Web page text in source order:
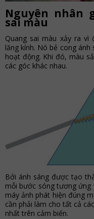
Nguyên nhân
sai màu
Quang sai màu xảy ra
lăng kính. Nó bẻ cong ánh
hoạt động. Khi đó, màu
các góc khác nhau.
Bởi ánh sáng được tạo
mỗi bước sóng tương ứng
máy ảnh phát hiện đúng
cần phải làm cho tất cả
nhất trên cảm biến.